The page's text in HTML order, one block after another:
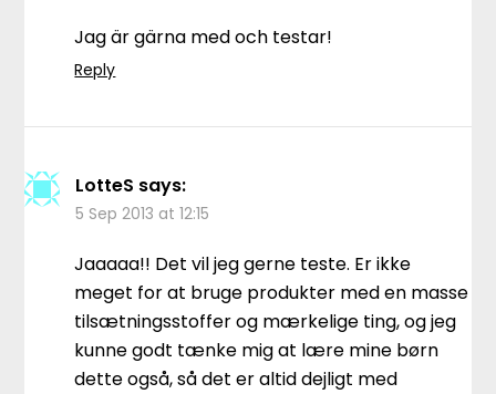
Jag är gärna med och testar!
Reply
LotteS says:
5 Sep 2013 at 12:15
Jaaaaa!! Det vil jeg gerne teste. Er ikke
meget for at bruge produkter med en masse
tilsætningsstoffer og mærkelige ting, og jeg
kunne godt tænke mig at lære mine børn
dette også, så det er altid dejligt med